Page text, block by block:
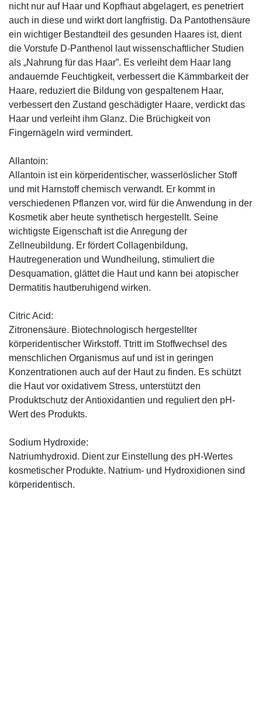
nicht nur auf Haar und Kopfhaut abgelagert, es penetriert
auch in diese und wirkt dort langfristig. Da Pantothensäure
ein wichtiger Bestandteil des gesunden Haares ist, dient
die Vorstufe D-Panthenol laut wissenschaftlicher Studien
als „Nahrung für das Haar”. Es verleiht dem Haar lang
andauernde Feuchtigkeit, verbessert die Kämmbarkeit der
Haare, reduziert die Bildung von gespaltenem Haar,
verbessert den Zustand geschädigter Haare, verdickt das
Haar und verleiht ihm Glanz. Die Brüchigkeit von
Fingernägeln wird vermindert.
Allantoin:
Allantoin ist ein körperidentischer, wasserlöslicher Stoff
und mit Harnstoff chemisch verwandt. Er kommt in
verschiedenen Pflanzen vor, wird für die Anwendung in der
Kosmetik aber heute synthetisch hergestellt. Seine
wichtigste Eigenschaft ist die Anregung der
Zellneubildung. Er fördert Collagenbildung,
Hautregeneration und Wundheilung, stimuliert die
Desquamation, glättet die Haut und kann bei atopischer
Dermatitis hautberuhigend wirken.
Citric Acid:
Zitronensäure. Biotechnologisch hergestellter
körperidentischer Wirkstoff. Ttritt im Stoffwechsel des
menschlichen Organismus auf und ist in geringen
Konzentrationen auch auf der Haut zu finden. Es schützt
die Haut vor oxidativem Stress, unterstützt den
Produktschutz der Antioxidantien und reguliert den pH-
Wert des Produkts.
Sodium Hydroxide:
Natriumhydroxid. Dient zur Einstellung des pH-Wertes
kosmetischer Produkte. Natrium- und Hydroxidionen sind
körperidentisch.